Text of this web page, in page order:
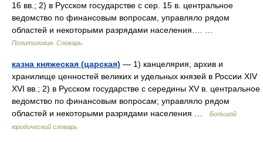
16 вв.; 2) в Русском государстве с сер. 15 в. центральное
ведомство по финансовым вопросам, управляло рядом
областей и некоторыми разрядами населения.… …
Политология. Словарь.
казна княжеская (царская) — 1) канцелярия, архив и
хранилище ценностей великих и удельных князей в России XIV
XVI вв.; 2) в Русском государстве с середины XV в. центральное
ведомство по финансовым вопросам; управляло рядом
областей и некоторыми разрядами населения …
Большой
юридический словарь